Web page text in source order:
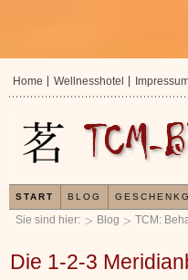
Sie sind hier: Blog TCM:
Die 1-2-3
Home Wellnesshotel
START BLOG